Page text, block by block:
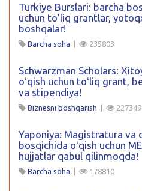
Turkiye Burslari: barcha
uchun to’liq grantlar,
boshqalar!
Barcha soha | 235803
Schwarzman Scholars:
oʻqish uchun toʻliq grant,
va stipendiya!
Biznesni boshqarish | 227349
Yaponiya: Magistratura va
bosqichida oʻqish uchun
hujjatlar qabul qilinmoqda!
Barcha soha | 178810